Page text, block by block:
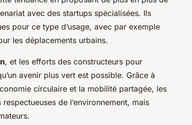
avec des startups spécialisées. Ils
pour ce type d’usage, avec par exemple
les déplacements urbains.
, et les efforts des constructeurs pour
avenir plus vert est possible. Grâce à
circulaire et la mobilité partagée, les
de l’environnement, mais